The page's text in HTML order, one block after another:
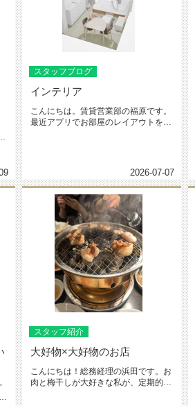
スタッフブログ
インテリア
こんにちは。賃貸営業部の福原です。
最近アプリでお部屋のレイアウトを考
2026-07-07
スタッフ紹介
大好物×大好物のお店
こんにちは！総務経理の浜田です。お
肉と梅干しが大好きな私が、定期的に